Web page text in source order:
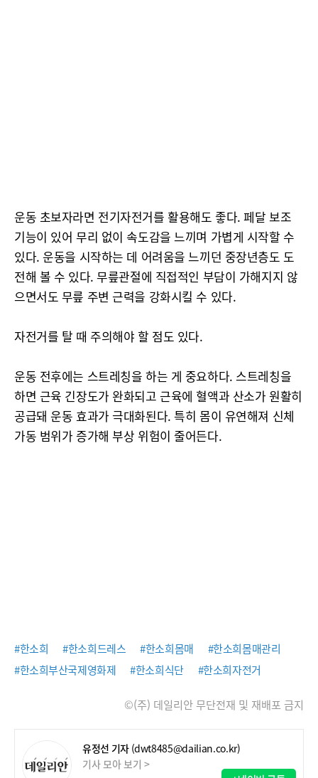
운동 초보자라면 전기자전거를 활용해도 좋다. 페달 보조
기능이 있어 무리 없이 속도감을 느끼며 가볍게 시작할 수
있다. 운동을 시작하는 데 어려움을 느끼던 중장년층도 도
전해 볼 수 있다. 무릎관절에 직접적인 부담이 가해지지 않
으면서도 무릎 주변 근력을 강화시킬 수 있다.
자전거를 탈 때 주의해야 할 점도 있다.
운동 전후에는 스트레칭을 하는 게 중요하다. 스트레칭을
하면 근육 긴장도가 완화되고 근육에 혈액과 산소가 원활히
공급돼 운동 효과가 극대화된다. 특히 몸이 유연해져 신체
가동 범위가 증가해 부상 위험이 줄어든다.
#한소희 #한소희드레스 #한소희몸매
#한소희몸매관리
#한소희부산국제영화제
#한소희식단 #한소희자전거
©(주) 데일리안 무단전재 및 재배포 금지
유정선 기자 (dwt8485@dailian.co.kr)
기사 모아 보기 >